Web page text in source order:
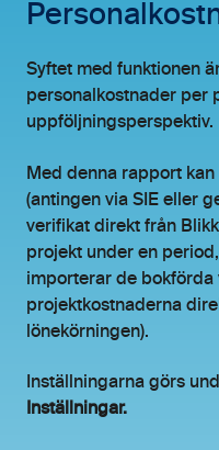
Syftet med funktionen
personalkostnader per
uppföljningsperspektiv.
Med denna rapport
(antingen via SIE eller
verifikat direkt från
projekt under en
importerar de bokförda
projektkostnaderna
lönekörningen).
Inställningarna görs
Inställningar.